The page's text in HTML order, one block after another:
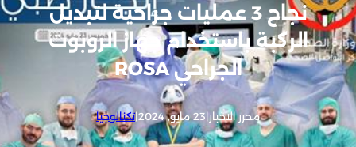
نجاح 3 عمليات جراحية لتبديل
الركبة باستخدام جهاز الروبوت
الجراحي ROSA
محرر الاخبار|23 مايو, 2024 |تكنالوجيا